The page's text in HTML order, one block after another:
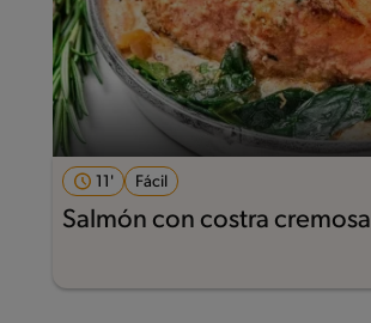
11' Fácil
Salmón con costra cremosa